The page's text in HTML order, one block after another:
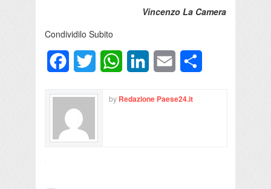
Vincenzo La Camera
Condividilo Subito
FacebookTwitter WhatsAppLinkedInEmail
by Redazione Paese24.it